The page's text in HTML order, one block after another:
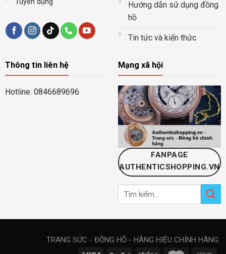
Hướng dẫn sử dụng đồng
hồ
Tin tức và kiến thức
Thông tin liên hệ
Hotline: 0846689696
Mạng xã hội
FANPAGE
AUTHENTICSHOPPING.VN
Tìm
TRANG SỨC - ĐỒNG HỒ - HÀNG HIỆU CHÍNH HÃNG